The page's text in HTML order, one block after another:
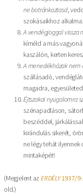
ne botránkoztasd,
szokásaikhoz
A vendégjoggal vissza
kíméld a más
kaszálón, kerten
A menedékházak nem
szállásadó,
magadra,
Éjtszakai nyugalomra
szénapadláson,
beszéddel,
kirándulás sikerét,
ne légy tehát
mintaképét!
(Megjelent azERDÉLY1937/
old.)